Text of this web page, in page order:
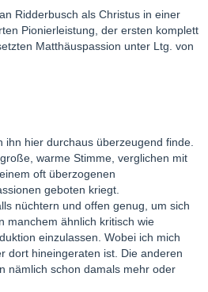
Ridderbusch als Christus in einer
Pionierleistung, der ersten komplett
Matthäuspassion unter Ltg. von
hier durchaus überzeugend finde.
warme Stimme, verglichen mit
oft überzogenen
geboten kriegt.
nüchtern und offen genug, um sich
manchem ähnlich kritisch wie
einzulassen. Wobei ich mich
dort hineingeraten ist. Die anderen
nämlich schon damals mehr oder